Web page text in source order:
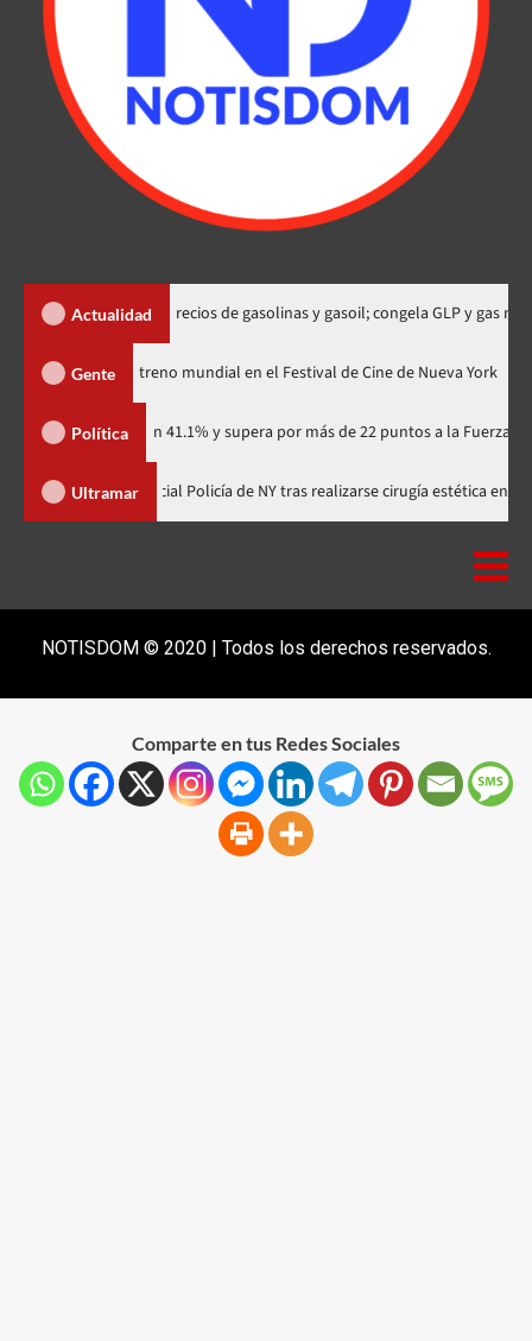
Actualidad
y RD$3 precios de gasolinas y gasoil; congela GLP y gas natural
Gente
Minus Zero» tendrá su estreno mundial en el Festival de Cine de
Política
con 41.1% y supera por más de 22 puntos a la Fuerza del Pueblo
Ultramar
de Bodas” Muere oficial Policía de NY tras realizarse cirugía
NOTISDOM © 2020 | Todos los derechos reservados.
Comparte en tus Redes Sociales